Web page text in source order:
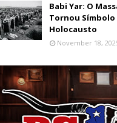
Babi Yar: O
Tornou
Holocausto
November 18,